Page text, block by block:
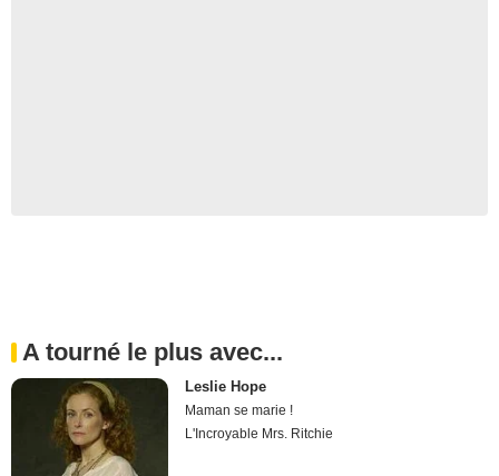
A tourné le plus avec...
Leslie Hope
Maman se marie !
L'Incroyable Mrs. Ritchie